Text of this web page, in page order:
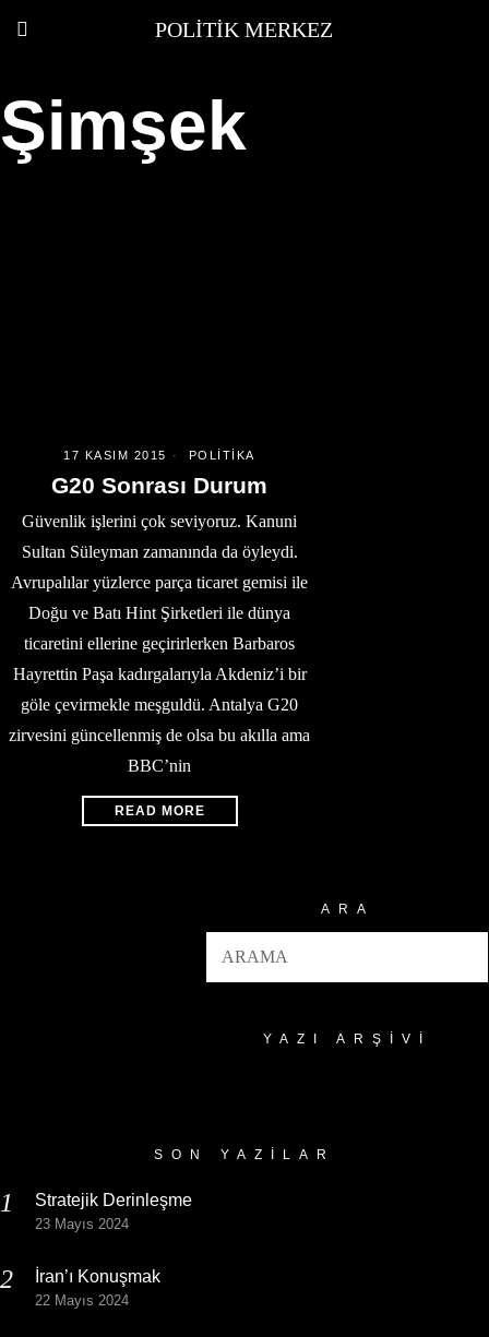
POLITIK MERKEZ
Şimşek
17 KASIM 2015 POLITIKA
G20 Sonrası Durum
Güvenlik işlerini çok seviyoruz. Kanuni
Sultan Süleyman zamanında da öyleydi.
Avrupalılar yüzlerce parça ticaret gemisi ile
Doğu ve Batı Hint Şirketleri ile dünya
ticaretini ellerine geçirirlerken Barbaros
Hayrettin Paşa kadırgalarıyla Akdeniz’i bir
göle çevirmekle meşguldü. Antalya G20
zirvesini güncellenmiş de olsa bu akılla ama
BBC’nin
READ MORE
ARA
YAZI ARŞIVI
SON YAZILAR
Stratejik Derinleşme
23 Mayıs 2024
İran’ı Konuşmak
22 Mayıs 2024